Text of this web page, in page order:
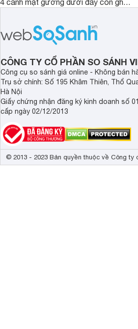
4 cánh mặt gương dưới đây còn ghi
công nghệ bảo quản hiện đại, đáp ứng
tốt nhu cầu lưu trữ thực phẩm của gia
CÔNG TY CỔ PHẦN SO SÁNH
Công cụ so sánh giá online - Không bán
Trụ sở chính: Số 195 Khâm Thiên, Thổ
Hà Nội
Giấy chứng nhận đăng ký kinh doanh số
cấp ngày 02/12/2013
© 2013 - 2023 Bản quyền thuộc về Công ty